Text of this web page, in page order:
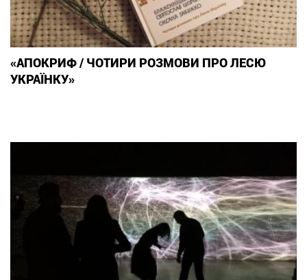
«АПОКРИФ / ЧОТИРИ РОЗМОВИ ПРО ЛЕСЮ
УКРАЇНКУ»